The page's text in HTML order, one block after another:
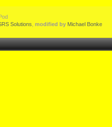
Solutions modified by Michael Bonke